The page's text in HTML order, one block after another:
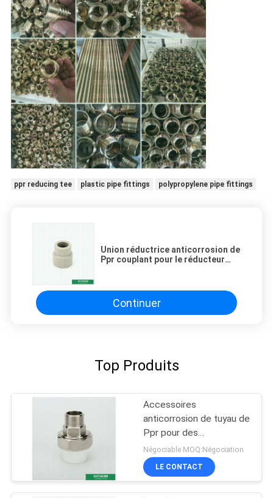
ppr reducing tee plastic pipe fittings polypropylene pipe fittings
Union réductrice anticorrosion de
Ppr couplant pour le réducteur
Continuer
Top Produits
Accessoires
anticorrosion de tuyau de
Ppr pour des
équipements de piscine
Négociable MOQ:Négociation
LE CONTACT